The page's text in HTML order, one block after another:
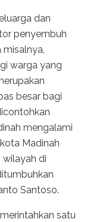
dan
penyembuh
misalnya,
warga yang
besar bagi
mengalami
Madinah
wilayah di
Santoso.
satu